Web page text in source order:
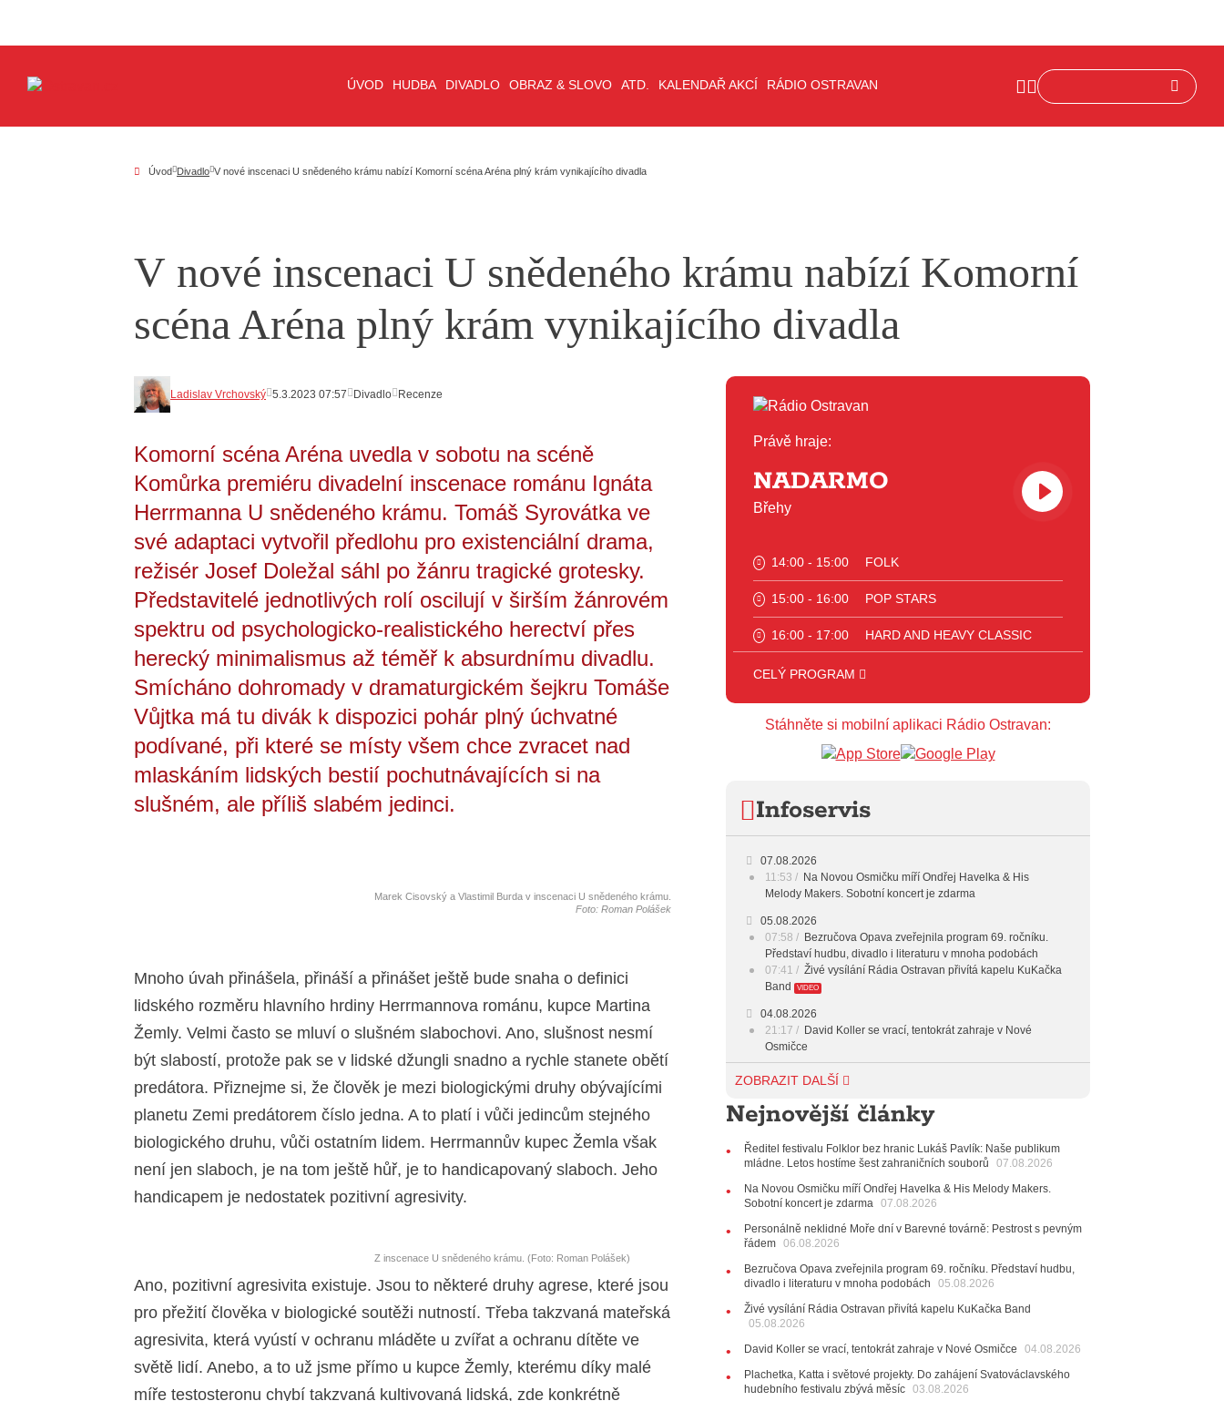
ÚVOD HUDBA DIVADLO OBRAZ & SLOVO ATD. KALENDAŘ AKCÍ RÁDIO OSTRAVAN
Úvod Divadlo V nové inscenaci U snědeného krámu nabízí Komorní scéna Aréna plný krám vynikajícího divadla
V nové inscenaci U snědeného krámu nabízí Komorní
scéna Aréna plný krám vynikajícího divadla
Ladislav Vrchovský 5.3.2023 07:57 Divadlo Recenze
Komorní scéna Aréna uvedla v sobotu na scéně
Komůrka premiéru divadelní inscenace románu Ignáta
Herrmanna U snědeného krámu. Tomáš Syrovátka ve
své adaptaci vytvořil předlohu pro existenciální drama,
režisér Josef Doležal sáhl po žánru tragické grotesky.
Představitelé jednotlivých rolí oscilují v širším žánrovém
spektru od psychologicko-realistického herectví přes
herecký minimalismus až téměř k absurdnímu divadlu.
Smícháno dohromady v dramaturgickém šejkru Tomáše
Vůjtka má tu divák k dispozici pohár plný úchvatné
podívané, při které se místy všem chce zvracet nad
mlaskáním lidských bestií pochutnávajících si na
slušném, ale příliš slabém jedinci.
Marek Cisovský a Vlastimil Burda v inscenaci U snědeného krámu.
Foto: Roman Polášek
Mnoho úvah přinášela, přináší a přinášet ještě bude snaha o definici
lidského rozměru hlavního hrdiny Herrmannova románu, kupce Martina
Žemly. Velmi často se mluví o slušném slabochovi. Ano, slušnost nesmí
být slabostí, protože pak se v lidské džungli snadno a rychle stanete obětí
predátora. Přiznejme si, že člověk je mezi biologickými druhy obývajícími
planetu Zemi predátorem číslo jedna. A to platí i vůči jedincům stejného
biologického druhu, vůči ostatním lidem. Herrmannův kupec Žemla však
není jen slaboch, je na tom ještě hůř, je to handicapovaný slaboch. Jeho
handicapem je nedostatek pozitivní agresivity.
Z inscenace U snědeného krámu. (Foto: Roman Polášek)
Ano, pozitivní agresivita existuje. Jsou to některé druhy agrese, které jsou
pro přežití člověka v biologické soutěži nutností. Třeba takzvaná mateřská
agresivita, která vyústí v ochranu mláděte u zvířat a ochranu dítěte ve
světě lidí. Anebo, a to už jsme přímo u kupce Žemly, kterému díky malé
míře testosteronu chybí takzvaná kultivovaná lidská, zde konkrétně
Právě hraje:
NADARMO
Břehy
14:00 - 15:00 FOLK
15:00 - 16:00 POP STARS
16:00 - 17:00 HARD AND HEAVY CLASSIC
17:00 - 18:00
18:00 - 20:00 INDEPENDENT
20:00 - 23:00 VEČERNÍ MIX
CELÝ PROGRAM
Stáhněte si mobilní aplikaci Rádio Ostravan:
Infoservis
07.08.2026
11:53
Na Novou Osmičku míří Ondřej Havelka & His
Melody Makers. Sobotní koncert je zdarma
05.08.2026
07:58
Bezručova Opava zveřejnila program 69. ročníku.
Představí hudbu, divadlo i literaturu v mnoha podobách
07:41
Živé vysílání Rádia Ostravan přivítá kapelu KuKačka
Band
VIDEO
04.08.2026
21:17
David Koller se vrací, tentokrát zahraje v Nové
Osmičce
03.08.2026
Svatováclavského hudebního festivalu zbývá měsíc
11:00
Do Ostravy se vrací britští Modestep, vystoupí v
listopadu v klubu Barrák
VIDEO
10:33
Úsměvné historky ze života ostravské kapely Verše:
Od zapomenutých baterek až po kuriózní krádež kláves
28.07.2026
několik desítek posledních vstupenek
27.07.2026
20:44
10:06
Ladná Čeladná nabídne Olympic, Langerovou i
Kirschner, návštěvníci nově zaplatí už jen pomocí čipů
24.07.2026
ZOBRAZIT DALŠÍ
Nejnovější články
Ředitel festivalu Folklor bez hranic Lukáš Pavlík: Naše publikum
mládne. Letos hostíme šest zahraničních souborů
07.08.2026
Na Novou Osmičku míří Ondřej Havelka & His Melody Makers.
Sobotní koncert je zdarma 07.08.2026
Personálně neklidné Moře dní v Barevné továrně: Pestrost s pevným
řádem 06.08.2026
Bezručova Opava zveřejnila program 69. ročníku. Představí hudbu,
divadlo i literaturu v mnoha podobách
05.08.2026
Živé vysílání Rádia Ostravan přivítá kapelu KuKačka Band
05.08.2026
David Koller se vrací, tentokrát zahraje v Nové Osmičce
04.08.2026
Plachetka, Katta i světové projekty. Do zahájení Svatováclavského
hudebního festivalu zbývá měsíc 03.08.2026